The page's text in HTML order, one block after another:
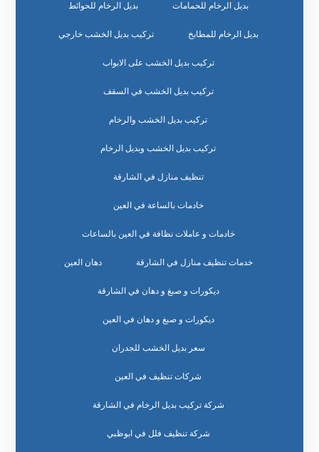
بديل الرخام للحمامات بديل الرخام للحوائط
بديل الرخام للمطابخ تركيب بديل الخشب خارجي
تركيب بديل الخشب على الابواب
تركيب بديل الخشب في السقف
تركيب بديل الخشب والرخام
تركيب بديل الخشب وبديل الرخام
تنظيف منازل في الشارقة
خادمات بالساعة في العين
خادمات و عاملات نظافة في العين بالساعات
خدمات تنظيف منازل في الشارقة دهان العين
ديكورات و صبغ و دهان في الشارقة
ديكورات و صبغ و دهان في العين
سعر بديل الخشب للجدران
شركات تنظيف في العين
شركة تركيب بديل الرخام في الشارقة
شركة تنظيف فلل في ابوظبي